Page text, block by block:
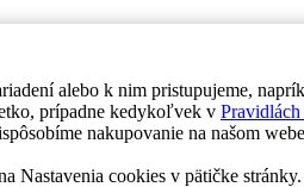
alebo k nim pristupujeme,
prípadne kedykoľvek v
nakupovanie na našom
Nastavenia cookies v pätičke stránky.